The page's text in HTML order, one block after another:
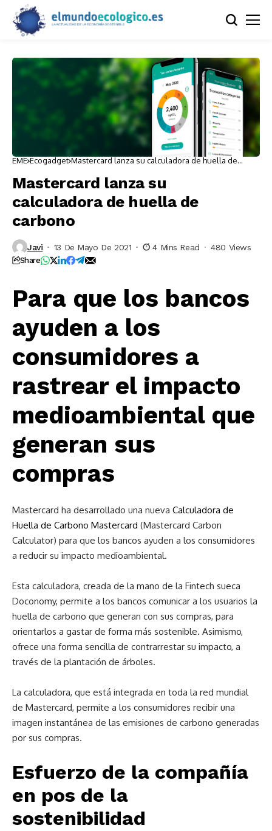
EME Ecogadget Mastercard lanza su calculadora de huella de
Mastercard lanza su
calculadora de huella de
carbono
Javi 13 De Mayo De 2021 4 Mins Read 480 Views
Share
Para que los bancos
ayuden a los
consumidores a
rastrear el impacto
medioambiental que
generan sus
compras
Mastercard ha desarrollado una nueva Calculadora de
Huella de Carbono Mastercard (Mastercard Carbon
Calculator) para que los bancos ayuden a los consumidores
a reducir su impacto medioambiental.
Esta calculadora, creada de la mano de la Fintech sueca
Doconomy, permite a los bancos comunicar a los usuarios la
huella de carbono que generan con sus compras, para
orientarlos a gastar de forma más sostenible. Asimismo,
ofrece una forma sencilla de contrarrestar su impacto, a
través de la plantación de árboles.
La calculadora, que está integrada en toda la red mundial
de Mastercard, permite a los consumidores recibir una
imagen instantánea de las emisiones de carbono generadas
por sus compras.
Esfuerzo de la compañía
en pos de la
sostenibilidad